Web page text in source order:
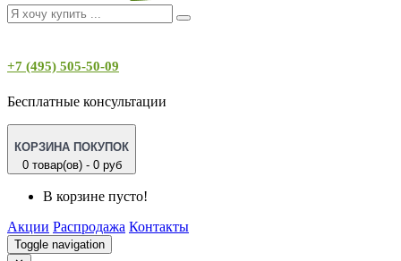
+7 (495) 505-50-09
Бесплатные консультации
КОРЗИНА ПОКУПОК
0 товар(ов) - 0 руб
В корзине пусто!
Акции Распродажа Контакты
Toggle navigation